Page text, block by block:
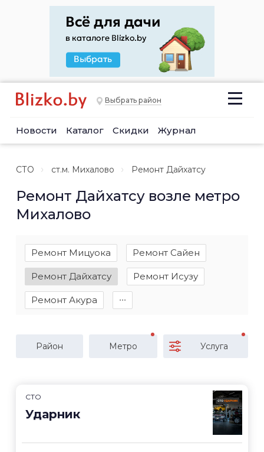
Выбрать район
Новости Каталог Скидки Журнал
СТО ст.м. Михалово Ремонт Дайхатсу
Ремонт Дайхатсу возле метро
Михалово
Ремонт Мицуока Ремонт Сайен
Ремонт Дайхатсу Ремонт Исузу
Ремонт Акура ∙∙∙
Район Метро Услуга
СТО
Ударник